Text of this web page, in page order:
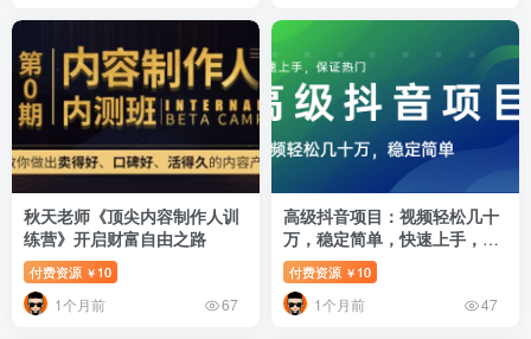
秋天老师《顶尖内容制作人训
练营》开启财富自由之路
付费资源 ￥ 10
1个月前 67
高级抖音项目：视频轻松几十
万，稳定简单，快速上手，保
证热门【薯小条日记】
付费资源 ￥ 10
1个月前 47